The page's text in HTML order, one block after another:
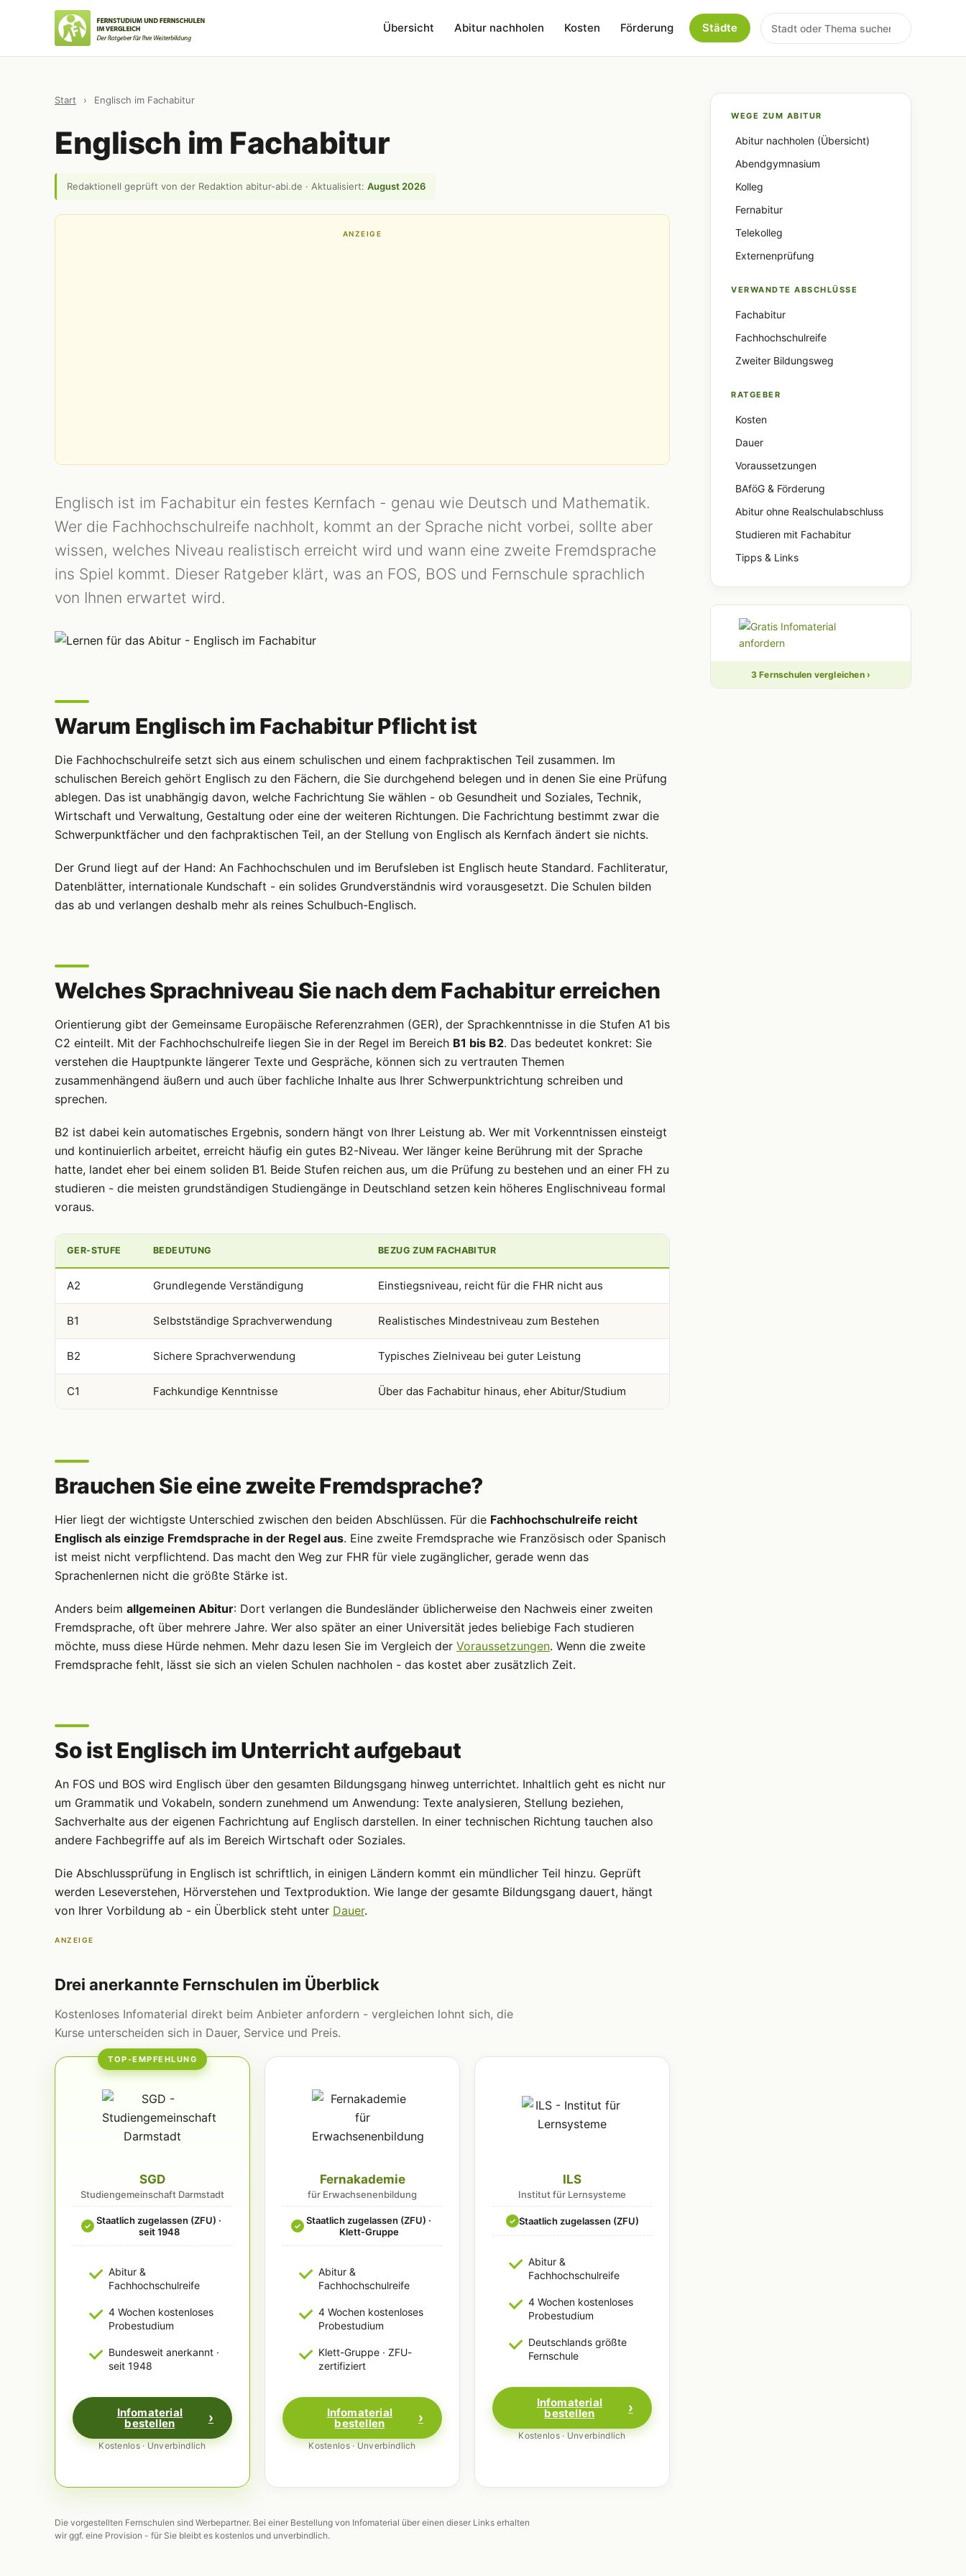
Übersicht Abitur nachholen Kosten Förderung Städte
Start › Englisch im Fachabitur
Englisch im Fachabitur
Redaktionell geprüft von der Redaktion abitur-abi.de · Aktualisiert: August 2026
ANZEIGE
Englisch ist im Fachabitur ein festes Kernfach - genau wie Deutsch und Mathematik.
Wer die Fachhochschulreife nachholt, kommt an der Sprache nicht vorbei, sollte aber
wissen, welches Niveau realistisch erreicht wird und wann eine zweite Fremdsprache
ins Spiel kommt. Dieser Ratgeber klärt, was an FOS, BOS und Fernschule sprachlich
von Ihnen erwartet wird.
Warum Englisch im Fachabitur Pflicht ist
Die Fachhochschulreife setzt sich aus einem schulischen und einem fachpraktischen Teil zusammen. Im
schulischen Bereich gehört Englisch zu den Fächern, die Sie durchgehend belegen und in denen Sie eine Prüfung
ablegen. Das ist unabhängig davon, welche Fachrichtung Sie wählen - ob Gesundheit und Soziales, Technik,
Wirtschaft und Verwaltung, Gestaltung oder eine der weiteren Richtungen. Die Fachrichtung bestimmt zwar die
Schwerpunktfächer und den fachpraktischen Teil, an der Stellung von Englisch als Kernfach ändert sie nichts.
Der Grund liegt auf der Hand: An Fachhochschulen und im Berufsleben ist Englisch heute Standard. Fachliteratur,
Datenblätter, internationale Kundschaft - ein solides Grundverständnis wird vorausgesetzt. Die Schulen bilden
das ab und verlangen deshalb mehr als reines Schulbuch-Englisch.
Welches Sprachniveau Sie nach dem Fachabitur erreichen
Orientierung gibt der Gemeinsame Europäische Referenzrahmen (GER), der Sprachkenntnisse in die Stufen A1 bis
C2 einteilt. Mit der Fachhochschulreife liegen Sie in der Regel im Bereich B1 bis B2. Das bedeutet konkret: Sie
verstehen die Hauptpunkte längerer Texte und Gespräche, können sich zu vertrauten Themen
zusammenhängend äußern und auch über fachliche Inhalte aus Ihrer Schwerpunktrichtung schreiben und
sprechen.
B2 ist dabei kein automatisches Ergebnis, sondern hängt von Ihrer Leistung ab. Wer mit Vorkenntnissen einsteigt
und kontinuierlich arbeitet, erreicht häufig ein gutes B2-Niveau. Wer länger keine Berührung mit der Sprache
hatte, landet eher bei einem soliden B1. Beide Stufen reichen aus, um die Prüfung zu bestehen und an einer FH zu
studieren - die meisten grundständigen Studiengänge in Deutschland setzen kein höheres Englischniveau formal
voraus.
GER-STUFE BEDEUTUNG BEZUG ZUM FACHABITUR
A2 Grundlegende Verständigung Einstiegsniveau, reicht für die FHR nicht aus
B1 Selbstständige Sprachverwendung Realistisches Mindestniveau zum Bestehen
B2 Sichere Sprachverwendung Typisches Zielniveau bei guter Leistung
C1 Fachkundige Kenntnisse Über das Fachabitur hinaus, eher Abitur/Studium
Brauchen Sie eine zweite Fremdsprache?
Hier liegt der wichtigste Unterschied zwischen den beiden Abschlüssen. Für die Fachhochschulreife reicht
Englisch als einzige Fremdsprache in der Regel aus. Eine zweite Fremdsprache wie Französisch oder Spanisch
ist meist nicht verpflichtend. Das macht den Weg zur FHR für viele zugänglicher, gerade wenn das
Sprachenlernen nicht die größte Stärke ist.
Anders beim allgemeinen Abitur: Dort verlangen die Bundesländer üblicherweise den Nachweis einer zweiten
Fremdsprache, oft über mehrere Jahre. Wer also später an einer Universität jedes beliebige Fach studieren
möchte, muss diese Hürde nehmen. Mehr dazu lesen Sie im Vergleich der Voraussetzungen. Wenn die zweite
Fremdsprache fehlt, lässt sie sich an vielen Schulen nachholen - das kostet aber zusätzlich Zeit.
So ist Englisch im Unterricht aufgebaut
An FOS und BOS wird Englisch über den gesamten Bildungsgang hinweg unterrichtet. Inhaltlich geht es nicht nur
um Grammatik und Vokabeln, sondern zunehmend um Anwendung: Texte analysieren, Stellung beziehen,
Sachverhalte aus der eigenen Fachrichtung auf Englisch darstellen. In einer technischen Richtung tauchen also
andere Fachbegriffe auf als im Bereich Wirtschaft oder Soziales.
Die Abschlussprüfung in Englisch ist schriftlich, in einigen Ländern kommt ein mündlicher Teil hinzu. Geprüft
werden Leseverstehen, Hörverstehen und Textproduktion. Wie lange der gesamte Bildungsgang dauert, hängt
von Ihrer Vorbildung ab - ein Überblick steht unter Dauer.
ANZEIGE
Drei anerkannte Fernschulen im Überblick
Kostenloses Infomaterial direkt beim Anbieter anfordern - vergleichen lohnt sich, die
Kurse unterscheiden sich in Dauer, Service und Preis.
TOP-EMPFEHLUNG
SGD
Studiengemeinschaft Darmstadt
✓ Staatlich zugelassen (ZFU) ·
seit 1948
Abitur &
Fachhochschulreife
4 Wochen kostenloses
Probestudium
Bundesweit anerkannt ·
seit 1948
Infomaterial
bestellen
Kostenlos · Unverbindlich
Fernakademie
für Erwachsenenbildung
✓ Staatlich zugelassen (ZFU) ·
Klett-Gruppe
Abitur &
Fachhochschulreife
4 Wochen kostenloses
Probestudium
Klett-Gruppe · ZFU-
zertifiziert
Infomaterial
bestellen
Kostenlos · Unverbindlich
ILS
Institut für Lernsysteme
✓ Staatlich zugelassen (ZFU)
Abitur &
Fachhochschulreife
4 Wochen kostenloses
Probestudium
Deutschlands größte
Fernschule
Infomaterial
bestellen
Kostenlos · Unverbindlich
Die vorgestellten Fernschulen sind Werbepartner. Bei einer Bestellung von Infomaterial über einen dieser Links erhalten
wir ggf. eine Provision - für Sie bleibt es kostenlos und unverbindlich.
WEGE ZUM ABITUR
Abitur nachholen (Übersicht)
Abendgymnasium
Kolleg
Fernabitur
Telekolleg
Externenprüfung
VERWANDTE ABSCHLÜSSE
Fachabitur
Fachhochschulreife
Zweiter Bildungsweg
RATGEBER
Kosten
Dauer
Voraussetzungen
BAföG & Förderung
Abitur ohne Realschulabschluss
Studieren mit Fachabitur
Tipps & Links
3 Fernschulen vergleichen ›